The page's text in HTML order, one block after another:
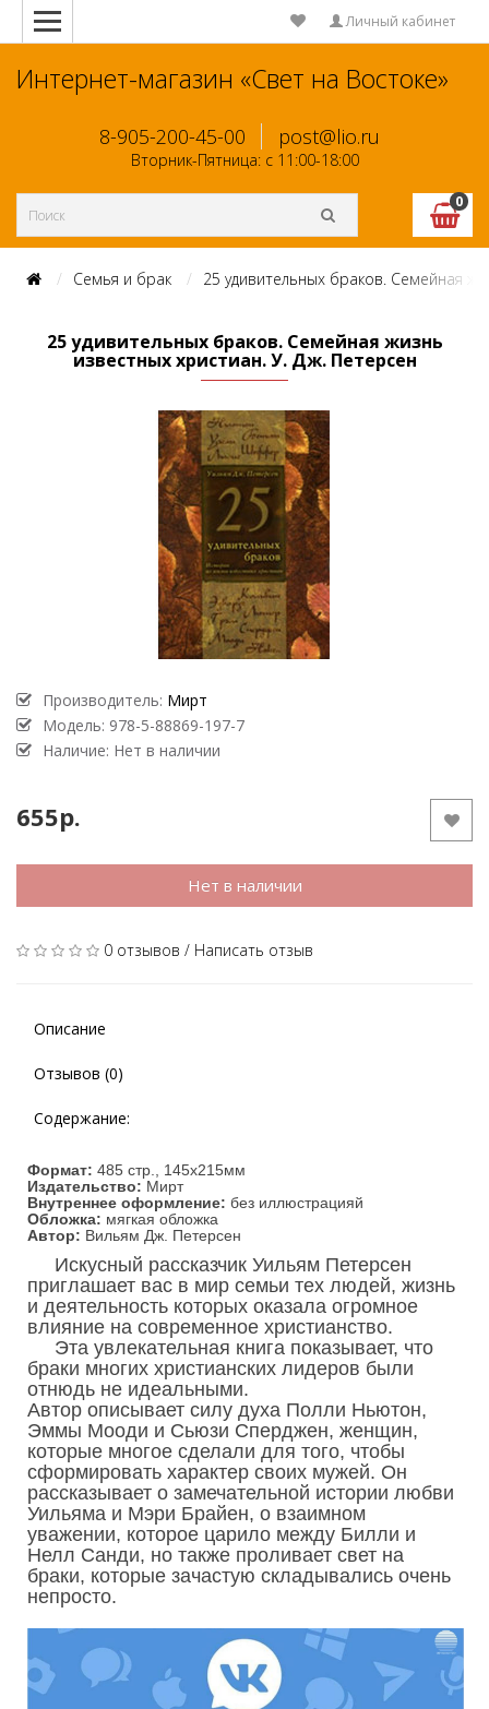
Личный кабинет
Интернет-магазин «Свет на Востоке»
8-905-200-45-00 post@lio.ru
Вторник-Пятница: с 11:00-18:00
0
Семья и брак 25 удивительных браков. Семейная
25 удивительных браков. Семейная жизнь
известных христиан. У. Дж. Петерсен
Производитель: Мирт
Модель: 978-5-88869-197-7
Наличие: Нет в наличии
655р.
Нет в наличии
0 отзывов / Написать отзыв
Описание
Отзывов (0)
Содержание:
Формат: 485 стр., 145х215мм
Издательство: Мирт
Внутреннее оформление: без иллюстрацияй
Обложка: мягкая обложка
Автор: Вильям Дж. Петерсен
Искусный рассказчик Уильям Петерсен
приглашает вас в мир семьи тех людей, жизнь
и деятельность которых оказала огромное
влияние на современное христианство.
Эта увлекательная книга показывает, что
браки многих христианских лидеров были
отнюдь не идеальными.
Автор описывает силу духа Полли Ньютон,
Эммы Мооди и Сьюзи Сперджен, женщин,
которые многое сделали для того, чтобы
сформировать характер своих мужей. Он
рассказывает о замечательной истории любви
Уильяма и Мэри Брайен, о взаимном
уважении, которое царило между Билли и
Нелл Санди, но также проливает свет на
браки, которые зачастую складывались очень
непросто.